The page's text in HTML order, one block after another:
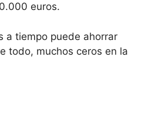
euros.
a tiempo puede ahorrar
todo, muchos ceros en la